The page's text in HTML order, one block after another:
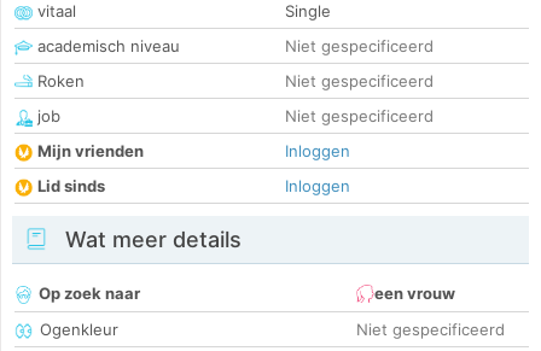
vitaal
Single
academisch niveau
Niet gespecificeerd
Roken
Niet gespecificeerd
job
Niet gespecificeerd
Mijn vrienden
Inloggen
Lid sinds
Inloggen
Wat meer details
Op zoek naar
een vrouw
Ogenkleur
Niet gespecificeerd